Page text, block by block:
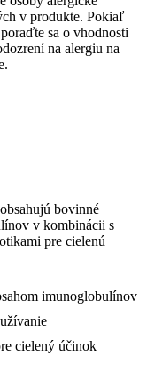
v produkte. Pokiaľ
sa o vhodnosti
na alergiu na
bovinné
v kombinácii s
pre cielenú
imunoglobulínov
cielený účinok